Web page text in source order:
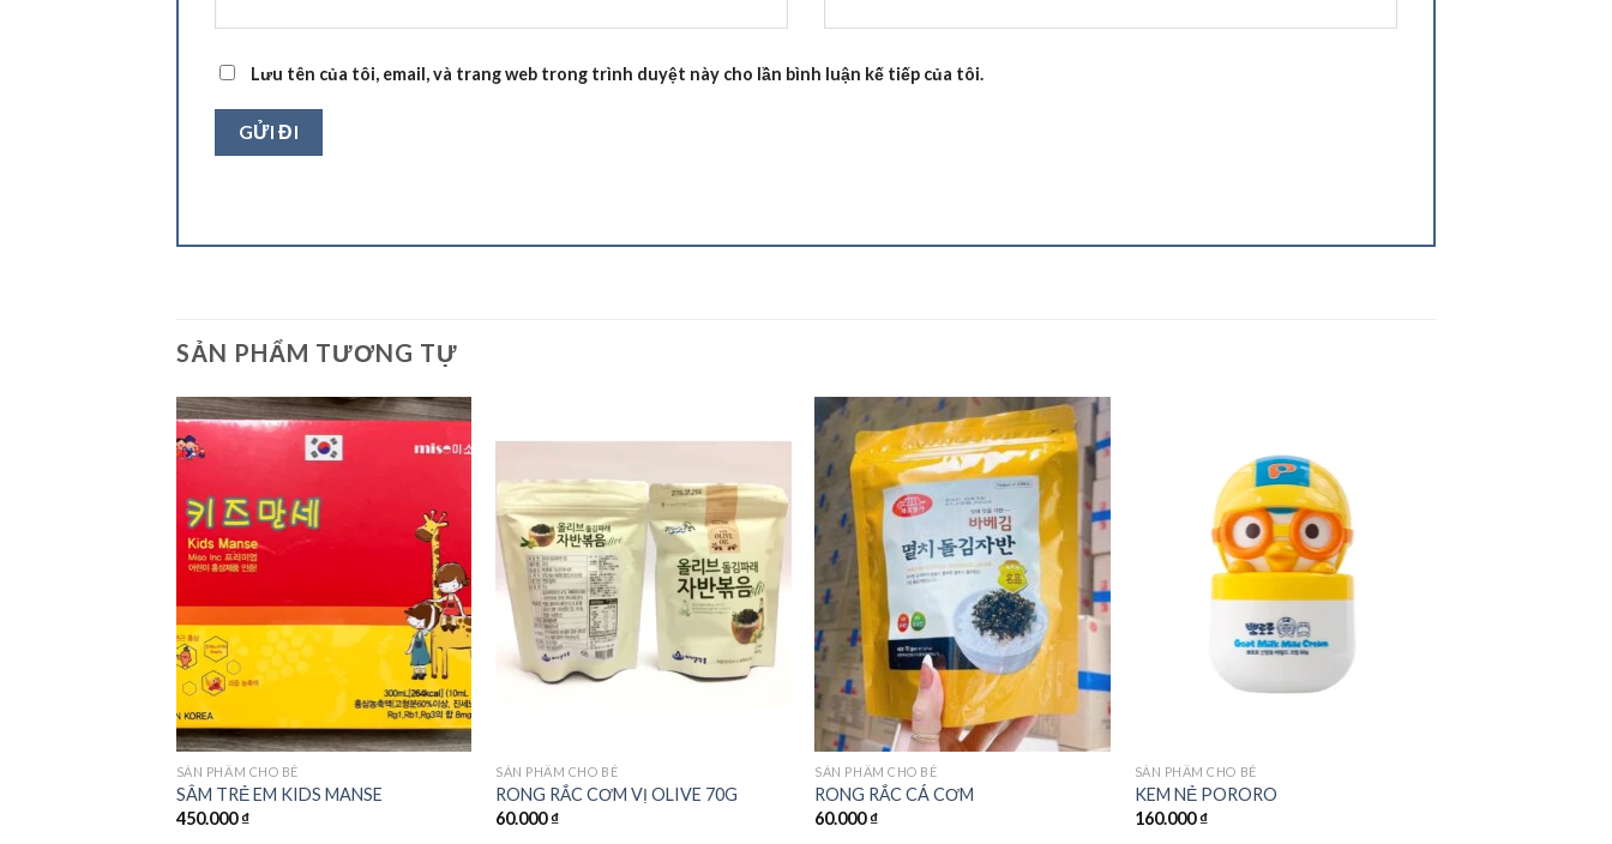
Lưu tên của tôi, email, và trang web trong trình duyệt này cho lần bình luận kế tiếp của tôi.
SẢN PHẨM TƯƠNG TỰ
wishlist
SẢN PHẨM CHO BÉ
SÂM TRẺ EM KIDS MANSE
450.000₫
Add to
wishlist
SẢN PHẨM CHO BÉ
RONG RẮC CƠM VỊ OLIVE 70G
60.000₫
Add to
wishlist
SẢN PHẨM CHO BÉ
RONG RẮC CÁ CƠM
60.000₫
SẢN PHẨM CHO BÉ
KEM NẺ PORORO
160.000₫